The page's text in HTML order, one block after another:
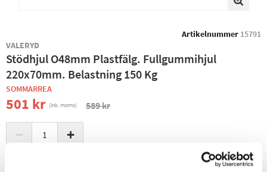
Artikelnummer 15791
VALERYD
Stödhjul O48mm Plastfälg. Fullgummihjul
220x70mm. Belastning 150 Kg
SOMMARREA
501 kr (ink. moms) 589 kr
− +